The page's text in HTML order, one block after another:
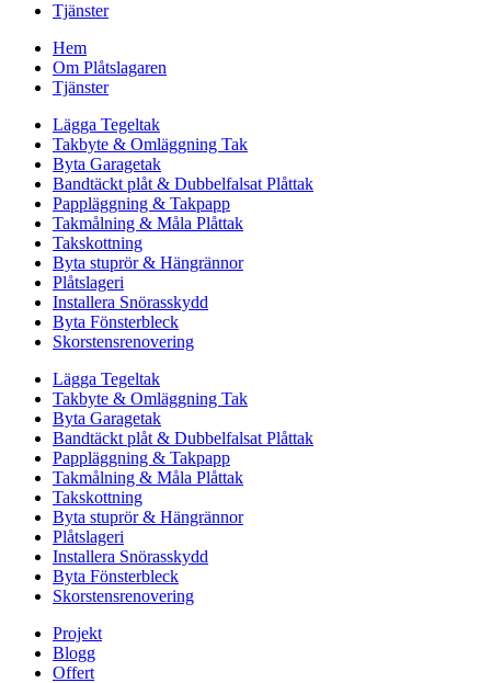
Tjänster
Hem
Om Plåtslagaren
Tjänster
Lägga Tegeltak
Takbyte & Omläggning Tak
Byta Garagetak
Bandtäckt plåt & Dubbelfalsat Plåttak
Pappläggning & Takpapp
Takmålning & Måla Plåttak
Takskottning
Byta stuprör & Hängrännor
Plåtslageri
Installera Snörasskydd
Byta Fönsterbleck
Skorstensrenovering
Lägga Tegeltak
Takbyte & Omläggning Tak
Byta Garagetak
Bandtäckt plåt & Dubbelfalsat Plåttak
Pappläggning & Takpapp
Takmålning & Måla Plåttak
Takskottning
Byta stuprör & Hängrännor
Plåtslageri
Installera Snörasskydd
Byta Fönsterbleck
Skorstensrenovering
Projekt
Blogg
Offert